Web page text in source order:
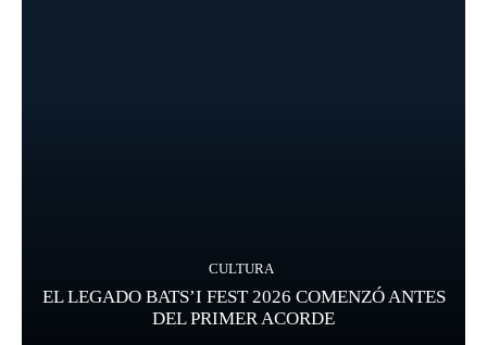
CULTURA
EL LEGADO BATS’I FEST 2026 COMENZÓ ANTES
DEL PRIMER ACORDE